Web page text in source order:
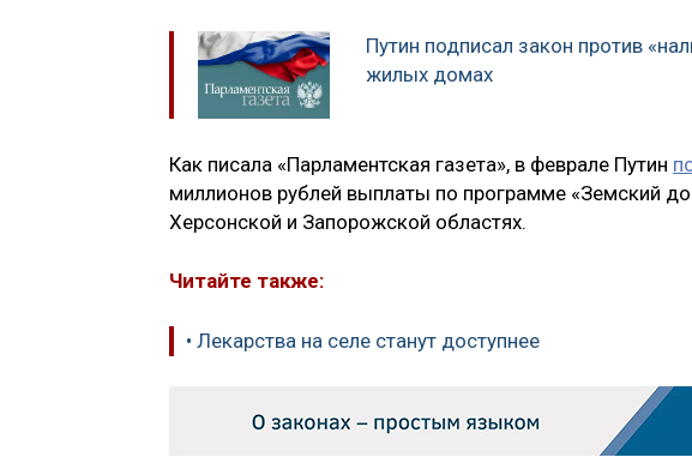
Путин подписал закон против
жилых домах
Как писала «Парламентская газета», в феврале Путин
миллионов рублей выплаты по программе «Земский
Херсонской и Запорожской областях.
Читайте также:
• Лекарства на селе станут доступнее